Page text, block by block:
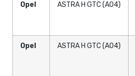
Opel ASTRA H GTC (A04)
Opel ASTRA H GTC (A04)